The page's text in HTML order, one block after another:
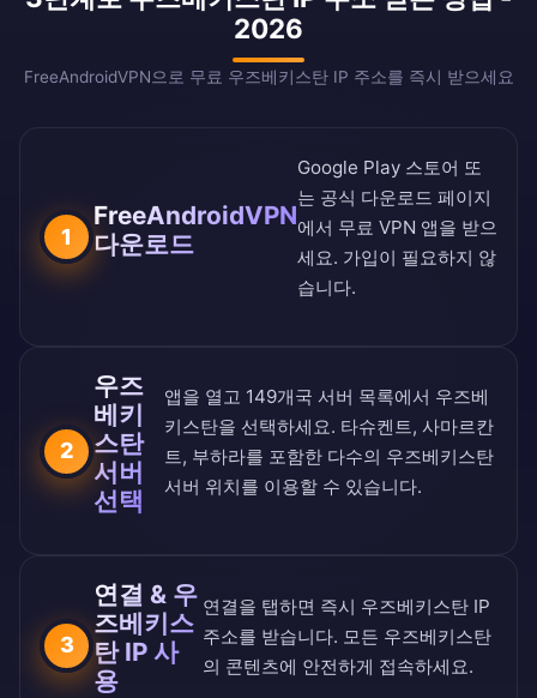
2026
FreeAndroidVPN으로 무료 우즈베키스탄 IP 주소를 즉시 받으세요
1
FreeAndroidVPN
다운로드
Google Play 스토어 또
는 공식 다운로드 페이지
에서 무료 VPN 앱을 받으
세요. 가입이 필요하지 않
습니다.
2
우즈
베키
스탄
서버
선택
앱을 열고 149개국 서버 목록에서 우즈베
키스탄을 선택하세요. 타슈켄트, 사마르칸
트, 부하라를 포함한 다수의 우즈베키스탄
서버 위치를 이용할 수 있습니다.
3
연결 & 우
즈베키스
탄 IP 사
용
연결을 탭하면 즉시 우즈베키스탄 IP
주소를 받습니다. 모든 우즈베키스탄
의 콘텐츠에 안전하게 접속하세요.